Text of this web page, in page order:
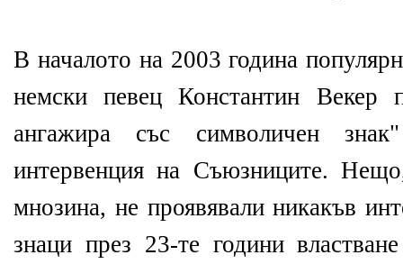
В началото на 2003 година
немски певец Константин
ангажира със символичен
интервенция на Съюзниците.
мнозина, не проявявали никакъв
знаци през 23-те години